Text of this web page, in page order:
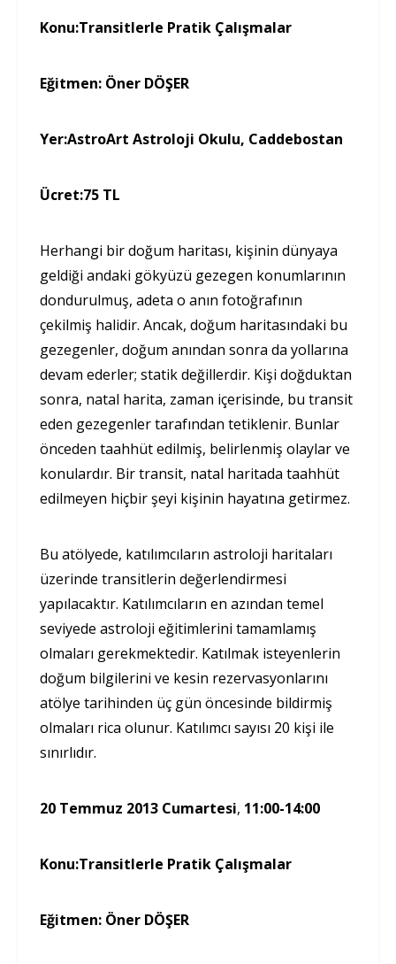
Konu:Transitlerle Pratik Çalışmalar
Eğitmen: Öner DÖŞER
Yer:AstroArt Astroloji Okulu, Caddebostan
Ücret:75 TL
Herhangi bir doğum haritası, kişinin dünyaya
geldiği andaki gökyüzü gezegen konumları­nın
dondurulmuş, adeta o anın fotoğrafının
çekilmiş halidir. Ancak, doğum haritasında­ki bu
gezegenler, doğum anından sonra da yollarına
devam ederler; statik değillerdir. Kişi doğduktan
sonra, natal harita, zaman içerisinde, bu transit
eden gezegenler tara­fından tetiklenir. Bunlar
önceden taahhüt edilmiş, belirlenmiş olaylar ve
konulardır. Bir transit, natal haritada taahhüt
edilme­yen hiçbir şeyi kişinin hayatına getirmez.
Bu atölyede, katılımcıların astroloji haritaları
üzerinde transitlerin değerlendirmesi
yapılacaktır. Katılımcıların en azından temel
seviyede astroloji eğitimlerini tamamlamış
olmaları gerekmektedir. Katılmak isteyenlerin
doğum bilgilerini ve kesin rezervasyonlarını
atölye tarihinden üç gün öncesinde bildirmiş
olmaları rica olunur. Katılımcı sayısı 20 kişi ile
sınırlıdır.
20 Temmuz 2013 Cumartesi, 11:00-14:00
Konu:Transitlerle Pratik Çalışmalar
Eğitmen: Öner DÖŞER